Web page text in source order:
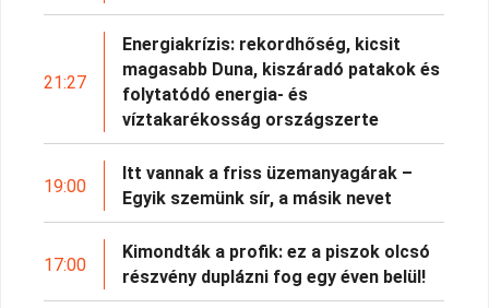
21:27
Energiakrízis: rekordhőség, kicsit
magasabb Duna, kiszáradó patakok és
folytatódó energia- és
víztakarékosság országszerte
19:00
Itt vannak a friss üzemanyagárak –
Egyik szemünk sír, a másik nevet
17:00
Kimondták a profik: ez a piszok olcsó
részvény duplázni fog egy éven belül!